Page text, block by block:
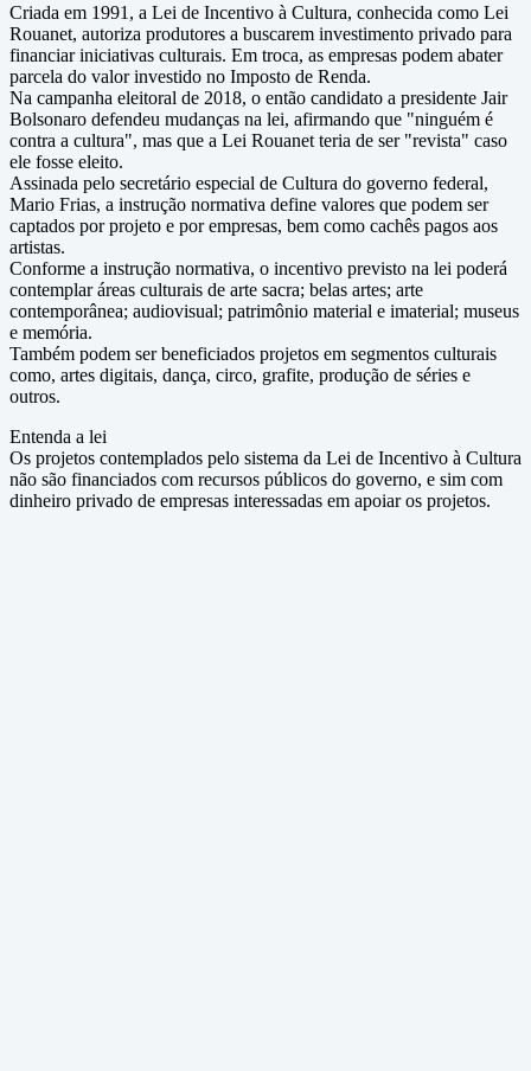
Criada em 1991, a Lei de Incentivo à Cultura, conhecida como Lei
Rouanet, autoriza produtores a buscarem investimento privado para
financiar iniciativas culturais. Em troca, as empresas podem abater
parcela do valor investido no Imposto de Renda.
Na campanha eleitoral de 2018, o então candidato a presidente Jair
Bolsonaro defendeu mudanças na lei, afirmando que "ninguém é
contra a cultura", mas que a Lei Rouanet teria de ser "revista" caso
ele fosse eleito.
Assinada pelo secretário especial de Cultura do governo federal,
Mario Frias, a instrução normativa define valores que podem ser
captados por projeto e por empresas, bem como cachês pagos aos
artistas.
Conforme a instrução normativa, o incentivo previsto na lei poderá
contemplar áreas culturais de arte sacra; belas artes; arte
contemporânea; audiovisual; patrimônio material e imaterial; museus
e memória.
Também podem ser beneficiados projetos em segmentos culturais
como, artes digitais, dança, circo, grafite, produção de séries e
outros.
Entenda a lei
Os projetos contemplados pelo sistema da Lei de Incentivo à Cultura
não são financiados com recursos públicos do governo, e sim com
dinheiro privado de empresas interessadas em apoiar os projetos.